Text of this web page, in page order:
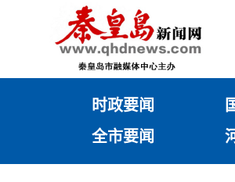
时政要闻
全市要闻